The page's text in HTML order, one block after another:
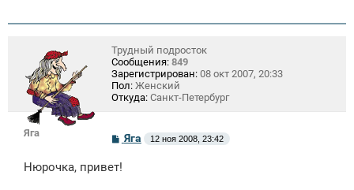
Яга
Трудный подросток
Сообщения: 849
Зарегистрирован: 08 окт 2007, 20:33
Пол: Женский
Откуда: Санкт-Петербург
С
о
б
Яга 12 ноя 2008, 23:42
Нюрочка, привет!